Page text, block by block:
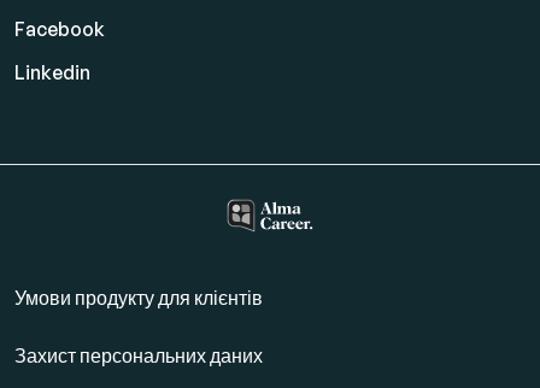
Facebook
Linkedin
Умови продукту для клієнтів
Захист персональних даних